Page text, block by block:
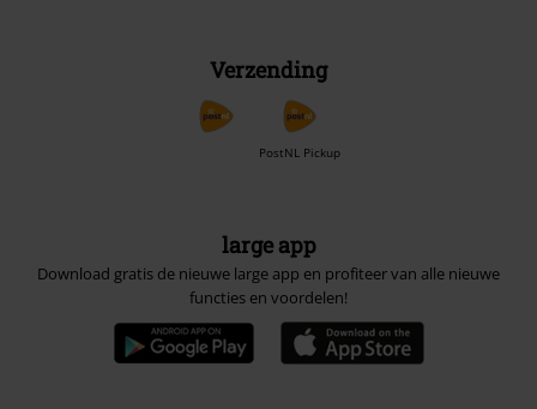
Verzending
PostNL Pickup
large app
Download gratis de nieuwe large app en profiteer van alle nieuwe
functies en voordelen!